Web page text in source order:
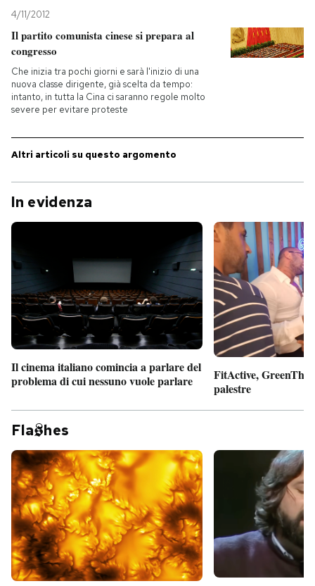
4/11/2012
Il partito comunista cinese si prepara al
congresso
Che inizia tra pochi giorni e sarà l'inizio di una
nuova classe dirigente, già scelta da tempo:
intanto, in tutta la Cina ci saranno regole molto
severe per evitare proteste
Altri articoli su questo argomento
In evidenza
Il cinema italiano comincia a parlare del
problema di cui nessuno vuole parlare
FitActive,
palestre
Fla hes